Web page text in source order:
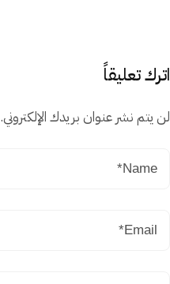
اترك تعليقاً
لن يتم نشر عنوان بريدك الإلكتروني.